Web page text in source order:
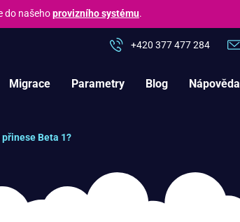
našehoprovizního systému.
+420 377 477 284
Migrace Parametry Blog Nápověda
Beta 1?